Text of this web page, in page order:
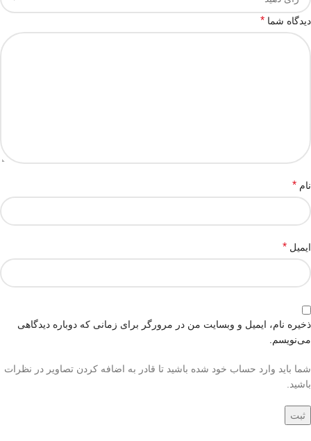
دیدگاه شما *
نام *
ایمیل *
ذخیره نام، ایمیل و وبسایت من در مرورگر برای زمانی که دوباره دیدگاهی
می‌نویسم.
شما باید وارد حساب خود شده باشید تا قادر به اضافه کردن تصاویر در نظرات
باشید.